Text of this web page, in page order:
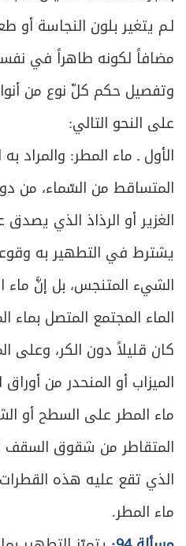
لـم يتغير بلون النجاسة أو
مضافاً لكونه طاهراً في
وتفصيل حكم كلّ نوع من
على النحو التالي:
الأول ـ ماء المطر: والمراد
المتساقط من السّماء، من
الغزير أو الرذاذ الذي يصدق
يشترط في التطهير به
الشيء المتنجس، بل إنَّ
الماء المجتمع المتصل بماء
كان قليلاً دون الكر، وعلى
الميزاب أو المنحدر من
ماء المطر على السطح أو
المتقاطر من شقوق السقف
الذي تقع عليه هذه
ماء المطر.
ص 223 المبحث الخامس ـ في
229 الباب الثاني: في
ص
230 هيئة الصلاة وصورتها
ص
235 الفصل الأول: في
237 المبحث الأول ـ في
ص
246 المبحث الثاني ـ في
250 في ما يُعفى عنه من
ص
259 المبحث الثالث ـ في
ص267 المبحث الرابع ـ في
269 المبحث الخامس ـ في
ص
273 الفصل الثاني - في
ص275 أحكام الأذان والإقامة